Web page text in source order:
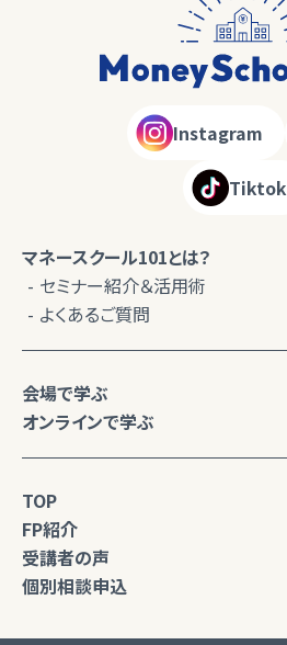
Instagram
Tiktok
マネースクール101とは？
セミナー紹介＆活用術
よくあるご質問
会場で学ぶ
オンラインで学ぶ
TOP
FP紹介
受講者の声
個別相談申込